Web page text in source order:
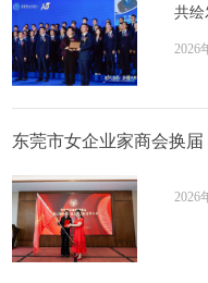
共绘
2026
东莞市女企业家商会换
2026